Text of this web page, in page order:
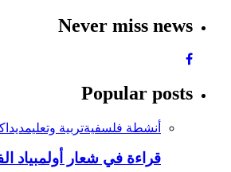
Never miss news
Popular posts
أنشطة فلسفيةتربية وتعليم
قراءة في شعار أولمبياد